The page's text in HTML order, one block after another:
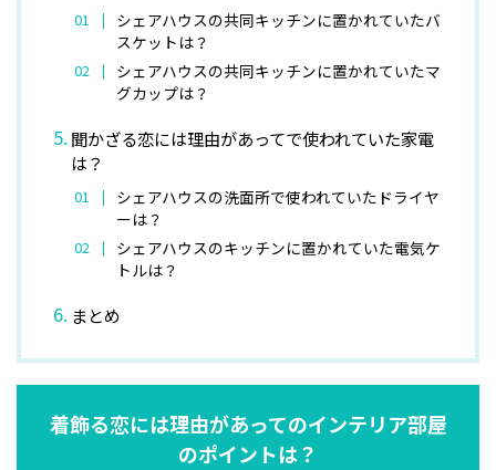
シェアハウスの共同キッチンに置かれていたバ
スケットは？
シェアハウスの共同キッチンに置かれていたマ
グカップは？
聞かざる恋には理由があってで使われていた家電
は？
シェアハウスの洗面所で使われていたドライヤ
ーは？
シェアハウスのキッチンに置かれていた電気ケ
トルは？
まとめ
着飾る恋には理由があってのインテリア部屋
のポイントは？